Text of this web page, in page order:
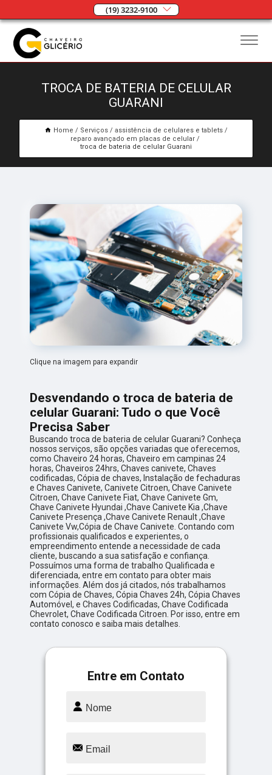
(19) 3232-9100
TROCA DE BATERIA DE CELULAR
GUARANI
Home Serviços
assistência de celulares e tablets
reparo avançado em placas de celular
troca de bateria de celular Guarani
Clique na imagem para expandir
Desvendando o troca de bateria de
celular Guarani: Tudo o que Você
Precisa Saber
Buscando troca de bateria de celular Guarani? Conheça
nossos serviços, são opções variadas que oferecemos,
como Chaveiro 24 horas, Chaveiro em campinas 24
horas, Chaveiros 24hrs, Chaves canivete, Chaves
codificadas, Cópia de chaves, Instalação de fechaduras
e Chaves Canivete, Canivete Citroen, Chave Canivete
Citroen, Chave Canivete Fiat, Chave Canivete Gm,
Chave Canivete Hyundai ,Chave Canivete Kia ,Chave
Canivete Presença ,Chave Canivete Renault ,Chave
Canivete Vw,Cópia de Chave Canivete. Contando com
profissionais qualificados e experientes, o
empreendimento entende a necessidade de cada
cliente, buscando a sua satisfação e confiança.
Possuímos uma forma de trabalho Qualificada e
diferenciada, entre em contato para obter mais
informações. Além dos já citados, nós trabalhamos
com Cópia de Chaves, Cópia Chaves 24h, Cópia Chaves
Automóvel, e Chaves Codificadas, Chave Codificada
Chevrolet, Chave Codificada Citroen. Por isso, entre em
contato conosco e saiba mais detalhes.
Entre em Contato